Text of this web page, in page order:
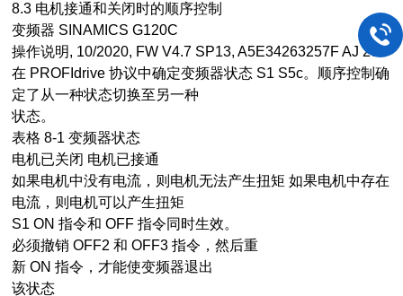
8.3 电机接通和关闭时的顺序控制
变频器 SINAMICS G120C
操作说明, 10/2020, FW V4.7 SP13, A5E34263257F AJ 205
在 PROFIdrive 协议中确定变频器状态 S1 S5c。顺序控制确
定了从一种状态切换至另一种
状态。
表格 8-1 变频器状态
电机已关闭 电机已接通
如果电机中没有电流，则电机无法产生扭矩 如果电机中存在
电流，则电机可以产生扭矩
S1 ON 指令和 OFF 指令同时生效。
必须撤销 OFF2 和 OFF3 指令，然后重
新 ON 指令，才能使变频器退出
该状态